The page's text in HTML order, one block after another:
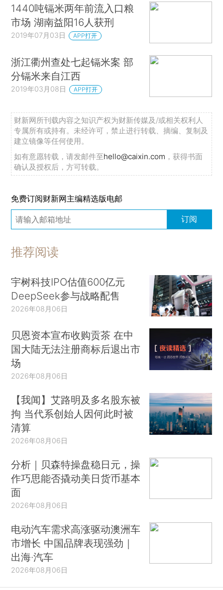
1440吨镉米两年前流入口粮
市场 湖南益阳16人获刑
2019年07月03日 APP打开
浙江衢州查处七起镉米案 部
分镉米来自江西
2019年03月08日 APP打开
财新网所刊载内容之知识产权为财新传媒及/或相关权利人
专属所有或持有。未经许可，禁止进行转载、摘编、复制及
建立镜像等任何使用。
如有意愿转载，请发邮件至hello@caixin.com ，获得书面
确认及授权后，方可转载。
免费订阅财新网主编精选版电邮
订阅
推荐阅读
宇树科技IPO估值600亿元
DeepSeek参与战略配售
2026年08月06日
贝恩资本宣布收购贡茶 在中
国大陆无法注册商标后退出市
场
2026年08月06日
【我闻】艾路明及多名股东被
拘 当代系创始人因何此时被
清算
2026年08月06日
分析｜贝森特操盘稳日元，操
作巧思能否撬动美日货币基本
面
2026年08月06日
电动汽车需求高涨驱动澳洲车
市增长 中国品牌表现强劲｜
出海·汽车
2026年08月06日